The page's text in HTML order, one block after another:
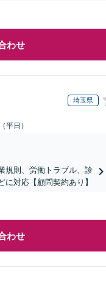
わせ
埼玉県
平日）
規則、労働トラブル、診
対応【顧問契約あり】
わせ